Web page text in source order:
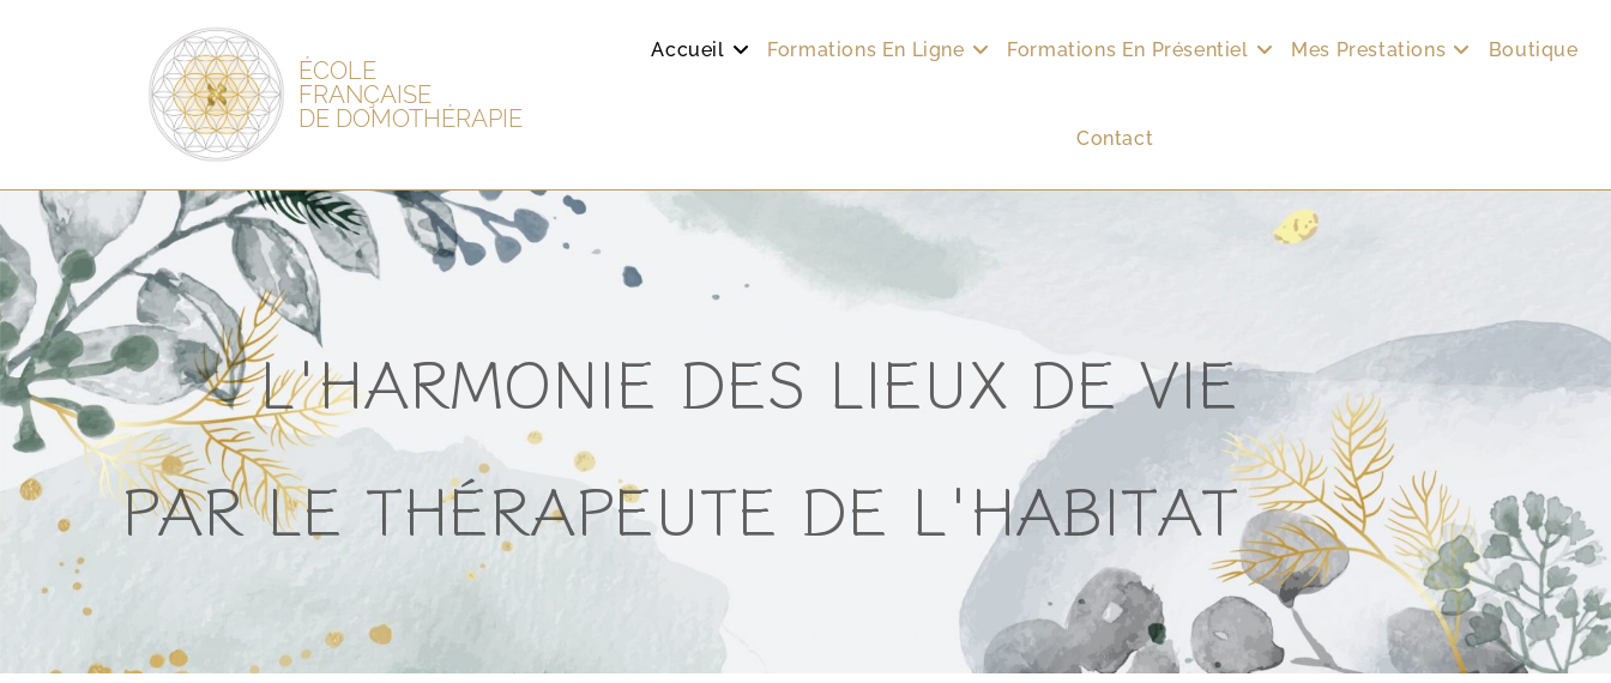
ÉCOLE
FRANÇAISE
DE DOMOTHÉRAPIE
Accueil Formations En Ligne Formations En Présentiel Mes Prestations Boutique
Contact
L'HARMONIE DES LIEUX DE VIE
PAR LE THÉRAPEUTE DE L'HABITAT